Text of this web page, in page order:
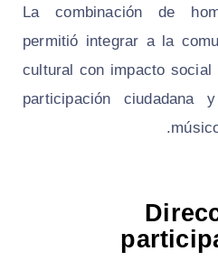
La combinación de
permitió integrar a la
cultural con impacto
participación